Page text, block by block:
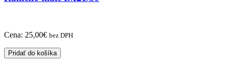
Cena: 25,00€ bez DPH
Pridať do košíka